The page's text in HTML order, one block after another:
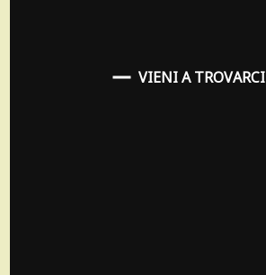
VIENI A TROVARCI